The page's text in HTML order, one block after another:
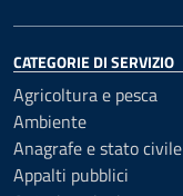
CATEGORIE DI SERVIZIO
Agricoltura e pesca
Ambiente
Anagrafe e stato civile
Appalti pubblici